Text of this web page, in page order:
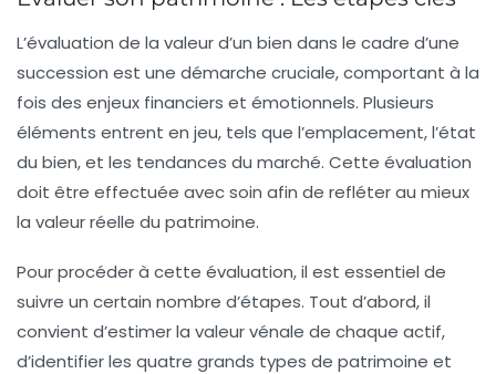
L’évaluation de la valeur d’un bien dans le cadre d’une
succession est une démarche cruciale, comportant à la
fois des enjeux financiers et émotionnels. Plusieurs
éléments entrent en jeu, tels que l’emplacement, l’état
du bien, et les tendances du marché. Cette évaluation
doit être effectuée avec soin afin de refléter au mieux
la valeur réelle du patrimoine.
Pour procéder à cette évaluation, il est essentiel de
suivre un certain nombre d’étapes. Tout d’abord, il
convient d’estimer la valeur vénale de chaque actif,
d’identifier les quatre grands types de patrimoine et